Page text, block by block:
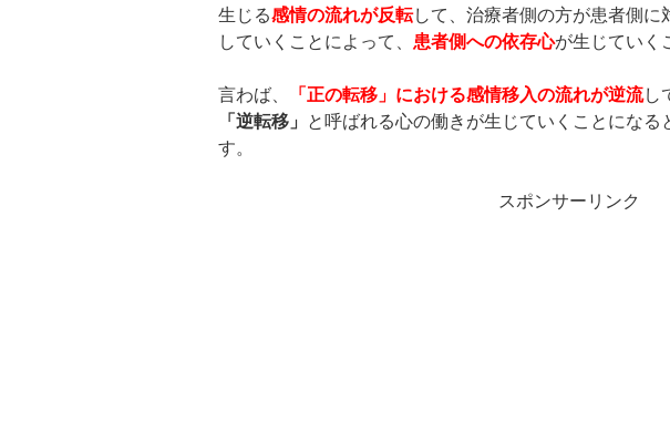
生じる感情の流れが反転して、治療者側の方が患者側に
していくことによって、 患者側への依存心が生じていく
言わば、 「正の転移」における感情移入の流れが逆流し
「逆転移」
と呼ばれる心の働きが生じていくことにな
す。
スポンサーリンク